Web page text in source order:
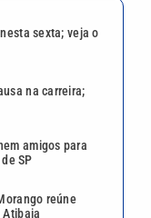
gravadora
REDES